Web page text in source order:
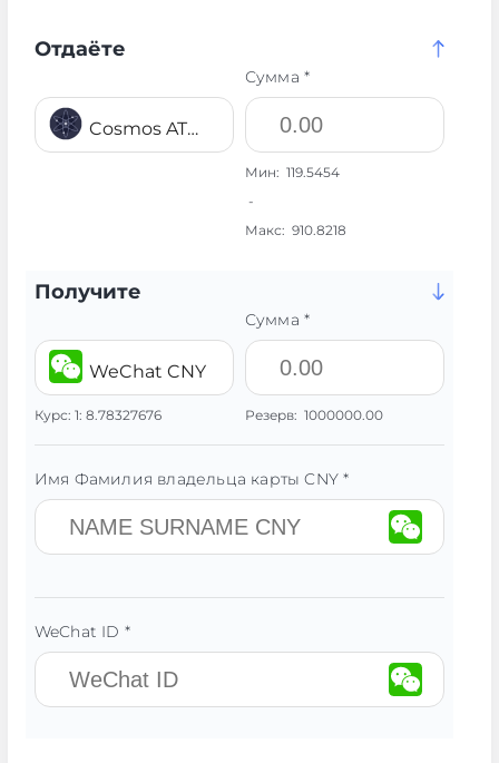
Отдаёте
Cosmos ATOM
Сумма *
Мин: 119.5454
-
Макс: 910.8218
Получите
WeChat CNY
Курс: 1: 8.78327676
Сумма *
Резерв: 1000000.00
Имя Фамилия владельца карты CNY *
WeChat ID *